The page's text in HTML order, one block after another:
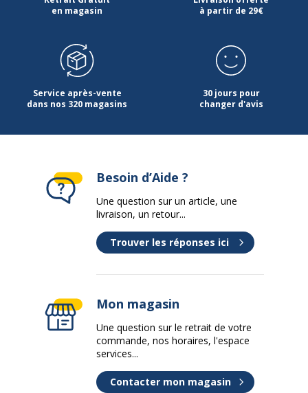
en magasin
à partir de 29€
Service après-vente
dans nos 320 magasins
30 jours pour
changer d'avis
Besoin d’Aide ?
Une question sur un article, une
livraison, un retour...
Trouver les réponses ici
Mon magasin
Une question sur le retrait de votre
commande, nos horaires, l'espace
services...
Contacter mon magasin